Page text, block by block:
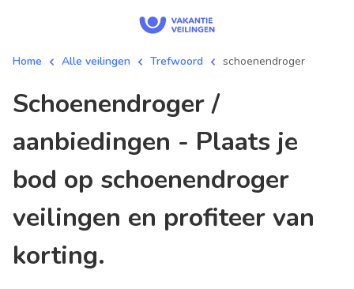
Home Alle veilingen Trefwoord schoenendroger
schoenendroger /
aanbiedingen - Plaats je
bod op schoenendroger
veilingen en profiteer van
korting.